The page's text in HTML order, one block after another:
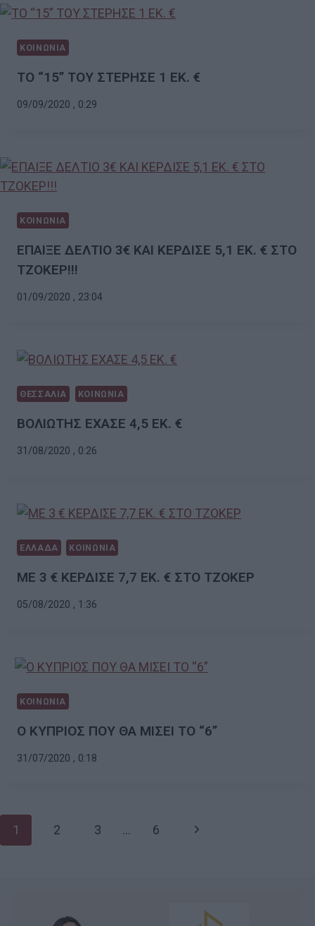
ΚΟΙΝΩΝΙΑ
ΤΟ “15” ΤΟΥ ΣΤΕΡΗΣΕ 1 ΕΚ. €
09/09/2020 , 0:29
ΚΟΙΝΩΝΙΑ
ΕΠΑΙΞΕ ΔΕΛΤΙΟ 3€ ΚΑΙ ΚΕΡΔΙΣΕ 5,1 ΕΚ. € ΣΤΟ
ΤΖΟΚΕΡ!!!
01/09/2020 , 23:04
ΘΕΣΣΑΛΙΑ ΚΟΙΝΩΝΙΑ
ΒΟΛΙΩΤΗΣ ΕΧΑΣΕ 4,5 ΕΚ. €
31/08/2020 , 0:26
ΕΛΛΑΔΑ ΚΟΙΝΩΝΙΑ
ΜΕ 3 € ΚΕΡΔΙΣΕ 7,7 ΕΚ. € ΣΤΟ ΤΖΟΚΕΡ
05/08/2020 , 1:36
ΚΟΙΝΩΝΙΑ
Ο ΚΥΠΡΙΟΣ ΠΟΥ ΘΑ ΜΙΣΕΙ ΤΟ “6”
31/07/2020 , 0:18
Page
navigation
1 2 3 … 6
Next